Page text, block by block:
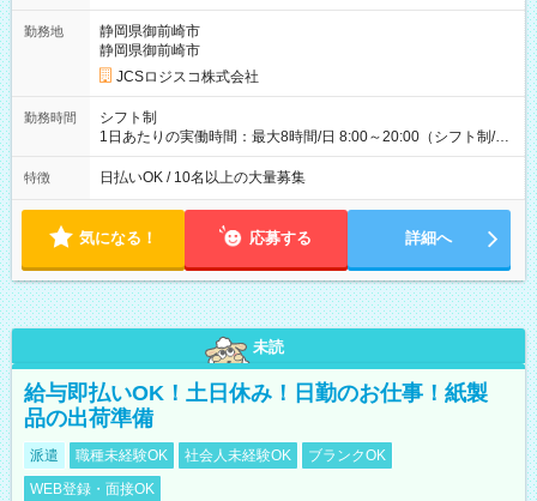
ど！ ・主要都市エリア 月収55万円／週5日稼働 月収65万~112
万円／週6日稼働 ・地方郊外エリア 月収40万円／週5日稼働 月
収40万円~50万円／週6日稼働 ＜モデルイメージ＞ ■月収50万
円 (27歳男性/江東区在住)※元建築関係 1日150個配達×25日勤務
(日休み) ■月収80万円(43歳男性/墨田区在住)※元営業 1日200個
勤務地
静岡県御前崎市
静岡県御前崎市
JCSロジスコ株式会社
勤務時間
シフト制
1日あたりの実働時間：最大8時間/日 8:00～20:00（シフト制/実
働8時間） ※週5日勤務（場所次第では週4も有り） ※配達状況
によって時間外での勤務可能性有り ※案件により多少の前後あ
特徴 日払いOK / 10名以上の大量募集
気になる！ 応募する 詳細へ
未読
給与即払いOK！土日休み！日勤のお仕事！紙製
品の出荷準備
派遣 職種未経験OK 社会人未経験OK
ブランクOK
WEB登録・面接OK